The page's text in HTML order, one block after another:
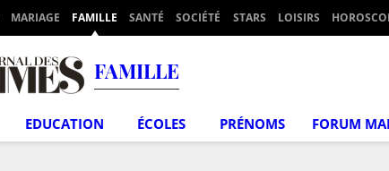
MARIAGE FAMILLE SANTÉ SOCIÉTÉ STARS LOISIRS
FAMILLE
EDUCATION ÉCOLES PRÉNOMS FORUM